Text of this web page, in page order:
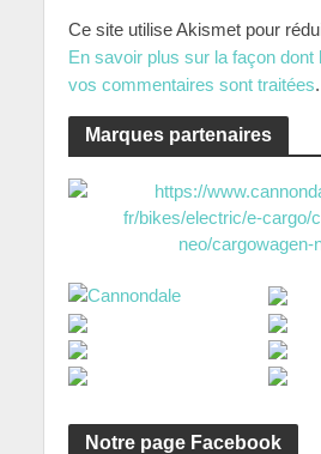
Ce site utilise Akismet pour
En savoir plus sur la façon dont
vos commentaires sont traitées.
Marques partenaires
Notre page Facebook